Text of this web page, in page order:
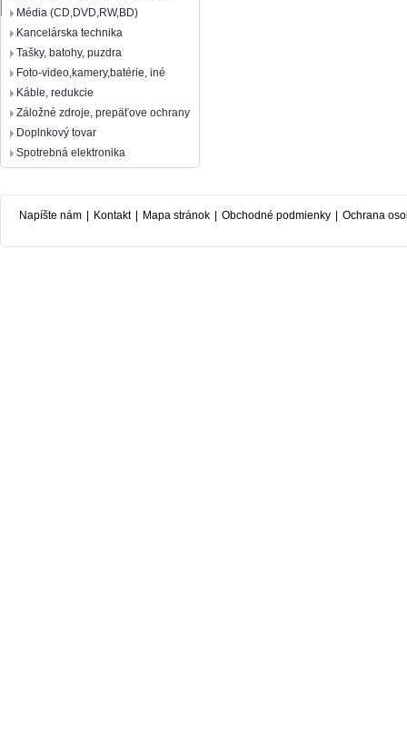
Média (CD,DVD,RW,BD)
Kancelárska technika
Tašky, batohy, puzdra
Foto-video,kamery,batérie, iné
Káble, redukcie
Záložné zdroje, prepäťove ochrany
Doplnkový tovar
Spotrebná elektronika
Napíšte nám Kontakt Mapa stránok Obchodné podmienky Ochrana